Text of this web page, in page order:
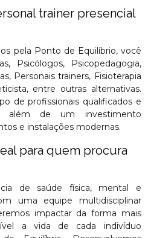
trainer presencial
pela Ponto de Equilíbrio, você
Psicólogos, Psicopedagogia,
Personais trainers, Fisioterapia
entre outras alternativas.
de profissionais qualificados e
além de um investimento
e instalações modernas.
para quem procura
de saúde física, mental e
uma equipe multidisciplinar
impactar da forma mais
a vida de cada indivíduo